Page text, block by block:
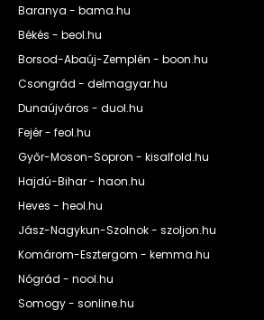
Baranya - bama.hu
Békés - beol.hu
Borsod-Abaúj-Zemplén - boon.hu
Csongrád - delmagyar.hu
Dunaújváros - duol.hu
Fejér - feol.hu
Győr-Moson-Sopron - kisalfold.hu
Hajdú-Bihar - haon.hu
Heves - heol.hu
Jász-Nagykun-Szolnok - szoljon.hu
Komárom-Esztergom - kemma.hu
Nógrád - nool.hu
Somogy - sonline.hu